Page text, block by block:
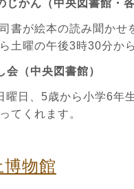
じかん（中央図書館・各
書が絵本の読み聞か
土曜の午後3時30分か
会（中央図書館）
曜日、5歳から小学6年
てくれます。
博物館